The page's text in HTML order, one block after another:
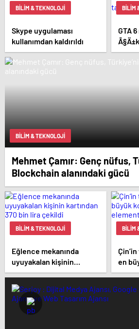
BILIM & TEKNOLOJI
Skype uygulaması
kullanımdan kaldırıldı
BILIM
GTA
6
BILIM & TEKNOLOJI
Mehmet Çamır: Genç nüfus,
Blockchain alanındaki gücü
BILIM & TEKNOLOJI
Eğlence mekanında
uyuyakalan kişinin
kartından 370 bin lira
çekildi
BILIM
en